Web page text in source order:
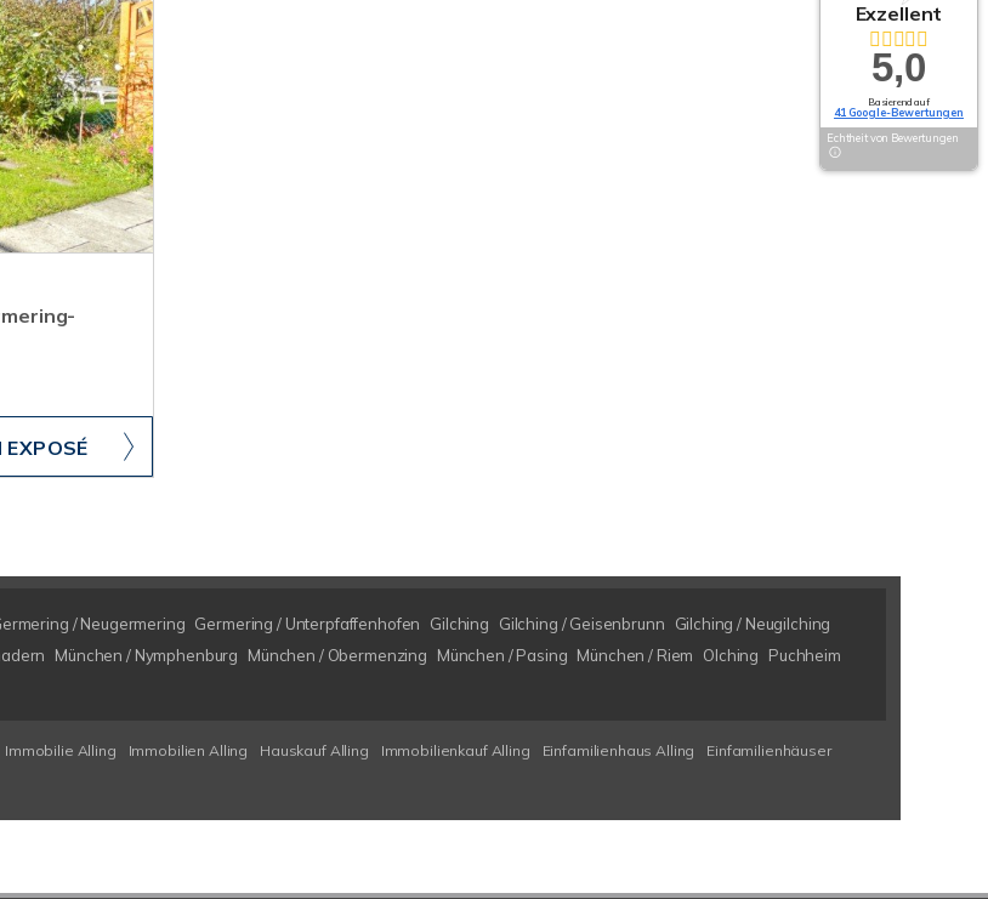
EXPOSÉ
/ Neugermering Germering / Unterpfaffenhofen Gilching Gilching / Geisenbrunn
Gilching / Neugilching
München / Nymphenburg München / Obermenzing München / Pasing München / Riem Olching
Puchheim
Immobilie Alling Immobilien Alling Hauskauf Alling Immobilienkauf Alling Einfamilienhaus Alling
Einfamilienhäuser
Exzellent
5,0
Basierend auf
41 Google-Bewertungen
Echtheit von Bewertungen